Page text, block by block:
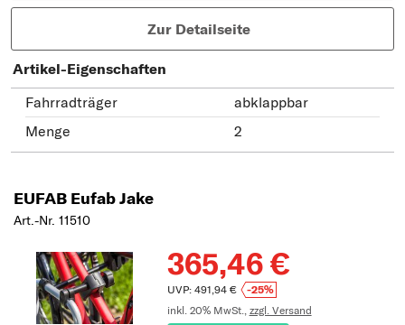
Zur Detailseite
Artikel-Eigenschaften
Fahrradträger
abklappbar
Menge
2
EUFAB Eufab Jake
Art.-Nr. 11510
365,46 €
UVP: 491,94 €
-25%
inkl. 20% MwSt., zzgl. Versand